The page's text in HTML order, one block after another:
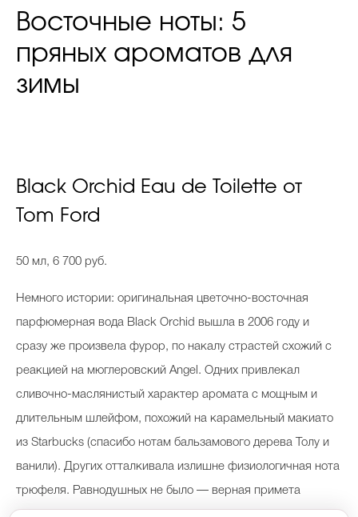
Восточные ноты: 5
пряных ароматов для
зимы
Black Orchid Eau de Toilette от
Tom Ford
50 мл, 6 700 руб.
Немного истории: оригинальная цветочно-восточная
парфюмерная вода Black Orchid вышла в 2006 году и
сразу же произвела фурор, по накалу страстей схожий с
реакцией на мюглеровский Angel. Одних привлекал
сливочно-маслянистый характер аромата с мощным и
длительным шлейфом, похожий на карамельный макиато
из Starbucks (спасибо нотам бальзамового дерева Толу и
ванили). Других отталкивала излишне физиологичная нота
трюфеля. Равнодушных не было — верная примета